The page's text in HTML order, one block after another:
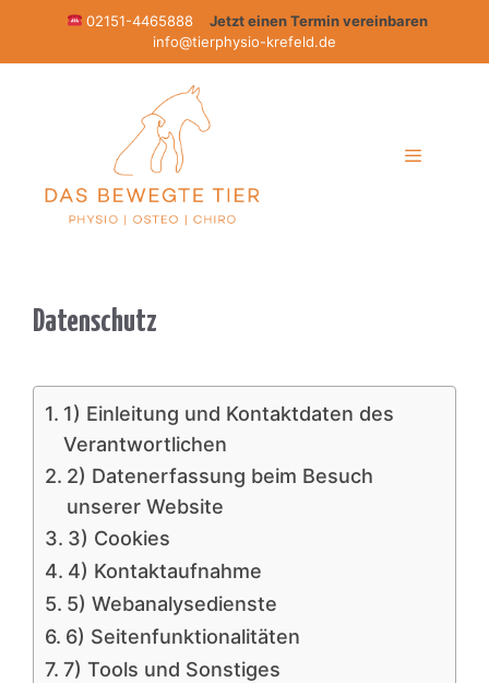
02151-4465888
Jetzt einen Termin vereinbaren
info@tierphysio-krefeld.de
Datenschutz
1) Einleitung und Kontaktdaten des
Verantwortlichen
2) Datenerfassung beim Besuch
unserer Website
3) Cookies
4) Kontaktaufnahme
5) Webanalysedienste
6) Seitenfunktionalitäten
7) Tools und Sonstiges